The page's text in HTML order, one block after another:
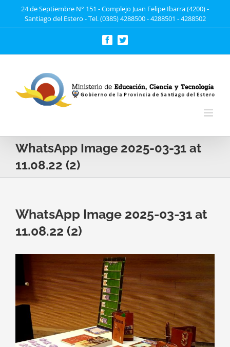
24 de Septiembre N° 151 - Complejo Juan Felipe Ibarra (4200) -
Santiago del Estero - Tel. (0385) 4288500 - 4288501 - 4288502
FacebookTwitter
WhatsApp Image 2025-03-31 at
11.08.22 (2)
WhatsApp Image 2025-03-31 at
11.08.22 (2)